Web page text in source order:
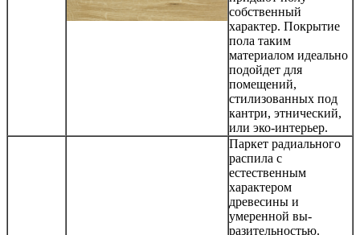
собственный
характер. Покрытие
пола таким
материалом идеально
подойдет для
помещений,
стилизованных под
кантри, этнический,
или эко-интерьер.
Паркет радиального
распила с
естественным
характером
древесины и
умеренной вы-
разительностью.